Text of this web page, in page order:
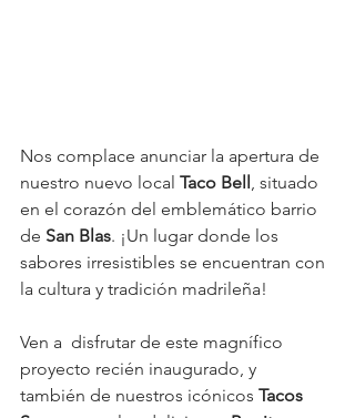
Nos complace anunciar la apertura de
nuestro nuevo local Taco Bell, situado
en el corazón del emblemático barrio
de San Blas. ¡Un lugar donde los
sabores irresistibles se encuentran con
la cultura y tradición madrileña!
Ven a  disfrutar de este magnífico
proyecto recién inaugurado, y
también de nuestros icónicos Tacos